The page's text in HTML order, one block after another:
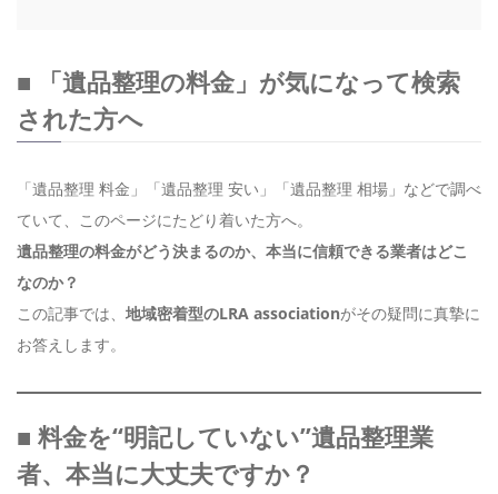
■ 「遺品整理の料金」が気になって検索
された方へ
「遺品整理 料金」「遺品整理 安い」「遺品整理 相場」などで調べ
ていて、このページにたどり着いた方へ。
遺品整理の料金がどう決まるのか、本当に信頼できる業者はどこ
なのか？
この記事では、 地域密着型のLRA associationがその疑問に真摯に
お答えします。
■ 料金を“明記していない”遺品整理業
者、本当に大丈夫ですか？